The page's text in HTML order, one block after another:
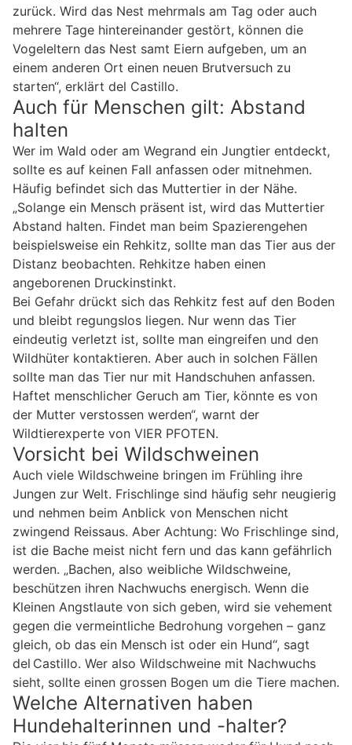
zurück. Wird das Nest mehrmals am Tag oder auch
mehrere Tage hintereinander gestört, können die
Vogeleltern das Nest samt Eiern aufgeben, um an
einem anderen Ort einen neuen Brutversuch zu
starten“, erklärt del Castillo.
Auch für Menschen gilt: Abstand
halten
Wer im Wald oder am Wegrand ein Jungtier entdeckt,
sollte es auf keinen Fall anfassen oder mitnehmen.
Häufig befindet sich das Muttertier in der Nähe.
„Solange ein Mensch präsent ist, wird das Muttertier
Abstand halten. Findet man beim Spazierengehen
beispielsweise ein Rehkitz, sollte man das Tier aus der
Distanz beobachten. Rehkitze haben einen
angeborenen Druckinstinkt.
Bei Gefahr drückt sich das Rehkitz fest auf den Boden
und bleibt regungslos liegen. Nur wenn das Tier
eindeutig verletzt ist, sollte man eingreifen und den
Wildhüter kontaktieren. Aber auch in solchen Fällen
sollte man das Tier nur mit Handschuhen anfassen.
Haftet menschlicher Geruch am Tier, könnte es von
der Mutter verstossen werden“, warnt der
Wildtierexperte von VIER PFOTEN.
Vorsicht bei Wildschweinen
Auch viele Wildschweine bringen im Frühling ihre
Jungen zur Welt. Frischlinge sind häufig sehr neugierig
und nehmen beim Anblick von Menschen nicht
zwingend Reissaus. Aber Achtung: Wo Frischlinge sind,
ist die Bache meist nicht fern und das kann gefährlich
werden. „Bachen, also weibliche Wildschweine,
beschützen ihren Nachwuchs energisch. Wenn die
Kleinen Angstlaute von sich geben, wird sie vehement
gegen die vermeintliche Bedrohung vorgehen – ganz
gleich, ob das ein Mensch ist oder ein Hund“, sagt
del Castillo. Wer also Wildschweine mit Nachwuchs
sieht, sollte einen grossen Bogen um die Tiere machen.
Welche Alternativen haben
Hundehalterinnen und -halter?